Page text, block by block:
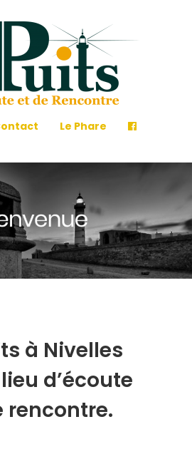
Le Phare
à Nivelles
d’écoute
rencontre.